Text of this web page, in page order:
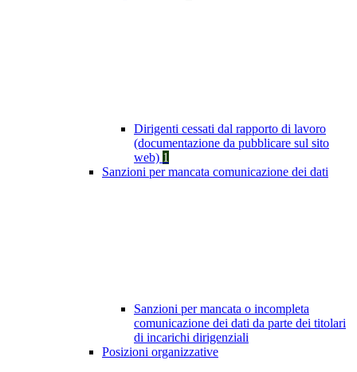
Dirigenti cessati dal rapporto di lavoro
(documentazione da pubblicare sul sito
web) 1
Sanzioni per mancata comunicazione dei dati
Sanzioni per mancata o incompleta
comunicazione dei dati da parte dei titolari
di incarichi dirigenziali
Posizioni organizzative